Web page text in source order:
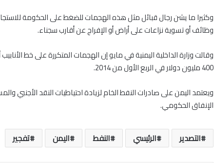
وكثيرا ما يشن رجال قبائل مثل هذه الهجمات للضغط على الحكومة
وظائف أو تسوية نزاعات على أراض أو الإفراج عن أقارب سجناء.
وقالت وزارة الداخلية اليمنية في مايو إن الهجمات المتكررة على خط
400 مليون دولار في الربع الأول من 2014.
الإنفاق الحكومي.
التصدير الرئيسي النفط اليمن تفجير